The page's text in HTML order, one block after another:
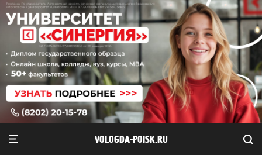
VOLOGDA-POISK.RU